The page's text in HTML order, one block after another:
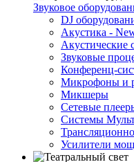
Звуковое
DJ
Акустика -
Акустические
Звуковые
Конференц-
Микрофоны и
Микшеры
Сетевые
Системы
Усилители